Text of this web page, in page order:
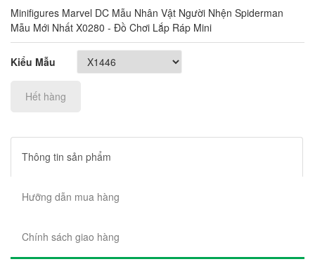
Minifigures Marvel DC Mẫu Nhân Vật Người Nhện Spiderman
Mẫu Mới Nhất X0280 - Đồ Chơi Lắp Ráp Mini
Kiểu Mẫu
Hết hàng
Thông tin sản phẩm
Hưỡng dẫn mua hàng
Chính sách giao hàng